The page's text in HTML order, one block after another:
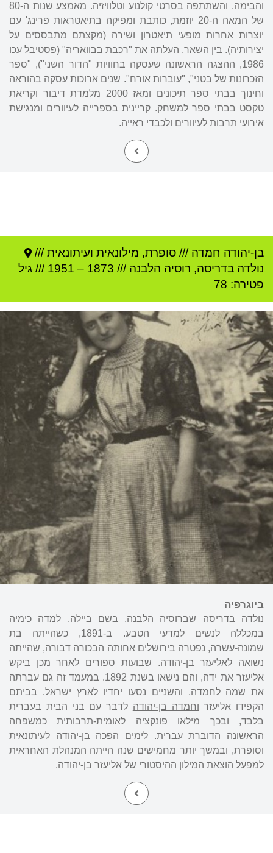
והבימה, והשתתפה בסרטי קולנוע וטלוויזיה. מאמצע שנות ה-80
של המאה ה-20 יוזמת, כותבת ומפיקה בתיאטראות פרינג' עם
יוצרות אחרות מופעי תיאטרון ושירה (מקצתם מתבססים על
יצירותיה). בין השאר, העלתה את "רכבת בבוואריה" (פסטיבל עכו
1986, ההצגה הראשונה שעסקה בחוויות "הדור השני"), "ספר
הזכרונות של בטני", "עוברות אורח". שנים ארוכות עסקה בהוראה
וחינוך בבתי ספר תיכונים ומאז 2000 מלמדת דיבור וקריאת
טקסט בבתי ספר למשחק. קריינית בספרייה לעיוורים ומנגישת
אירועי תרבות לעיוורים ולכבדי ראייה.
בן-יהודה חמדה /// סופרת, מילונאית ועיתונאית ///
נולדה בדריסה, רוסיה הלבנה ///
1873
–
1951 /// גיל
פטירה: 78
ביוגרפיה
נולדה בדריסה שברוסיה הלבנה, בשם ביילה. למדה כימיה
במכללה לנשים למדעי הטבע. ב-1891, כשהייתה בת
שמונה-עשרה, נפטרה בירושלים אחותה הבכורה דבורה, שהייתה
נשואה לאליעזר בן-יהודה. שבועות ספורים לאחר מכן ביקש
אליעזר את ידה, והם נישאו בשנת 1892. במעמד זה גם עברתה
את שמה לחמדה, והשניים נסעו יחדיו לארץ ישראל. בביתם
הקפידו אליעזר וחמדה בן-יהודה לדבר עם בני הבית בעברית
בלבד, ובכך מילאו פונקציה לאומית-תרבותית כמשפחה
הראשונה הדוברת עברית. לימים הפכה בן-יהודה לעיתונאית
וסופרת, ובמשך יותר מחמישים שנה הייתה המנהלת האחראית
למפעל הוצאת המילון ההיסטורי של אליעזר בן-יהודה.